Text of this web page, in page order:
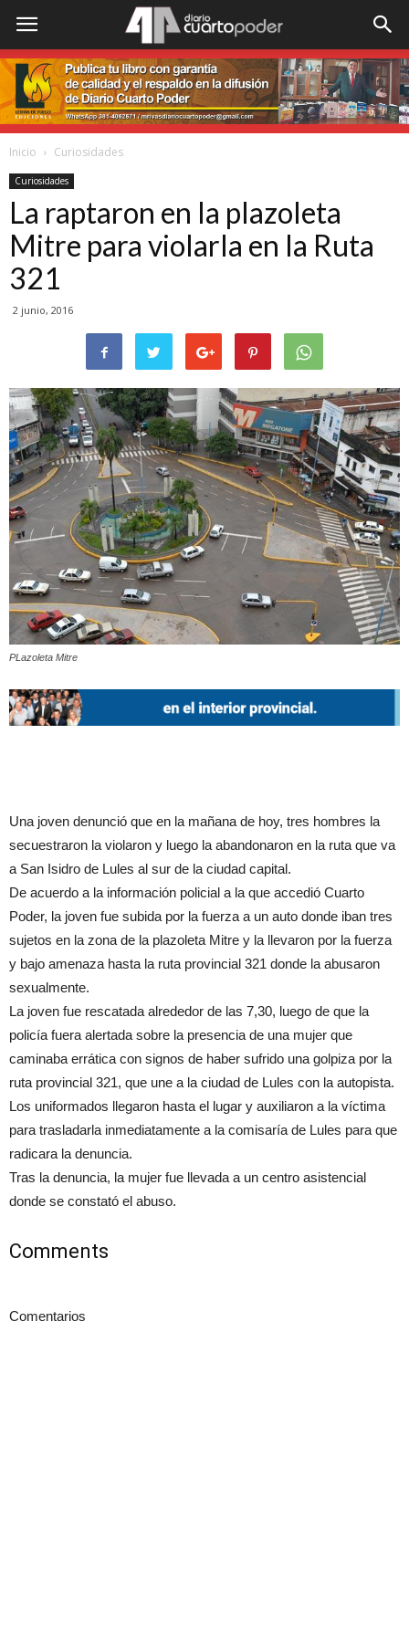
Inicio Curiosidades
Curiosidades
La raptaron en la plazoleta
Mitre para violarla en la Ruta
321
2 junio, 2016
PLazoleta Mitre
Una joven denunció que en la mañana de hoy, tres hombres la
secuestraron la violaron y luego la abandonaron en la ruta que va
a San Isidro de Lules al sur de la ciudad capital.
De acuerdo a la información policial a la que accedió Cuarto
Poder, la joven fue subida por la fuerza a un auto donde iban tres
sujetos en la zona de la plazoleta Mitre y la llevaron por la fuerza
y bajo amenaza hasta la ruta provincial 321 donde la abusaron
sexualmente.
La joven fue rescatada alrededor de las 7,30, luego de que la
policía fuera alertada sobre la presencia de una mujer que
caminaba errática con signos de haber sufrido una golpiza por la
ruta provincial 321, que une a la ciudad de Lules con la autopista.
Los uniformados llegaron hasta el lugar y auxiliaron a la víctima
para trasladarla inmediatamente a la comisaría de Lules para que
radicara la denuncia.
Tras la denuncia, la mujer fue llevada a un centro asistencial
donde se constató el abuso.
Comments
Comentarios